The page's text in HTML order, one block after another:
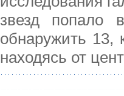
звезд попало
обнаружить 13,
находясь от